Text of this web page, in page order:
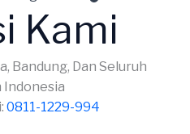
Kami
Bandung, Dan Seluruh
Indonesia
0811-1229-994